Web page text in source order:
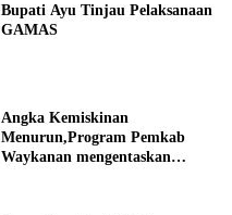
Bupati Ayu Tinjau Pelaksanaan
GAMAS
Angka Kemiskinan
Menurun,Program Pemkab
Waykanan mengentaskan